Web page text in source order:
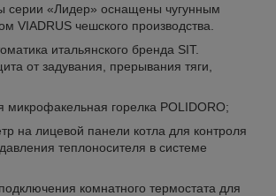
серии «Лидер» оснащены чугунным
VIADRUS чешского производства.
итальянского бренда SIT.
от задувания, прерывания тяги,
микрофакельная горелка POLIDORO;
на лицевой панели котла для контроля
теплоносителя в системе
комнатного термостата для